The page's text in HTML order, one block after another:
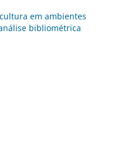
em ambientes
bibliométrica